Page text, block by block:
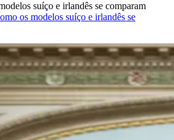
suíço e irlandês se comparam
os modelos suíço e irlandês se